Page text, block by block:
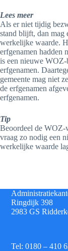
Lees meer
Als er niet tijdig
stand blijft, dan mag
werkelijke waarde.
erfgenamen hadden
is een nieuwe WOZ-
erfgenamen.
gemeente mag niet
de erfgenamen
erfgenamen.
Tip
Beoordeel de WOZ-
vraag zo nodig een
werkelijke waarde
Ringdijk 398
2983 GS
Tel: 0180 – 410